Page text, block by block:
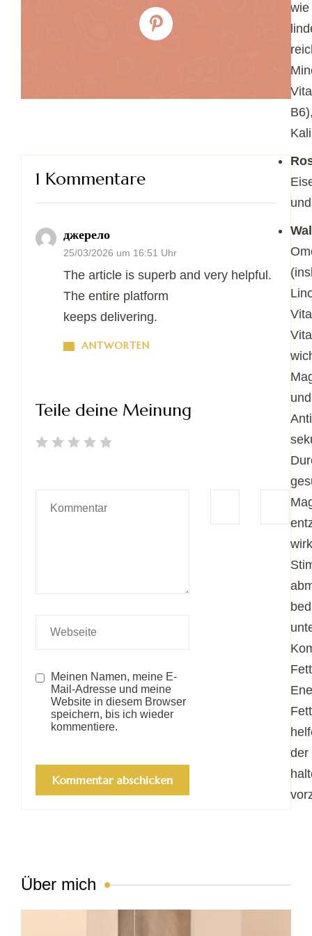
der
1 Kommentare
джерело
25/03/2026 um 16:51 Uhr
ANTWORTEN
The article is superb and very helpful.
The entire platform
keeps delivering.
Teile deine Meinung
Meinen Namen, meine E-
Mail-Adresse und meine
Website in diesem Browser
speichern, bis ich wieder
kommentiere.
Über mich